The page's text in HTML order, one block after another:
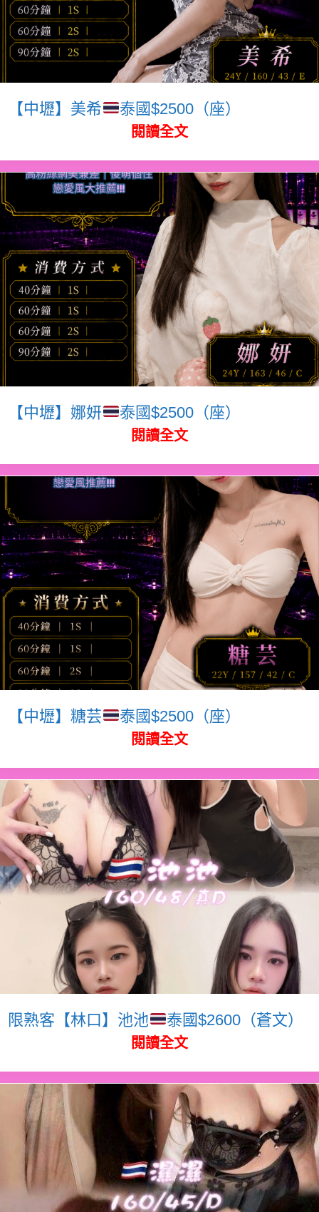
【中壢】美希 泰國$2500（座）
閱讀全文
【中壢】娜妍 泰國$2500（座）
閱讀全文
【中壢】糖芸 泰國$2500（座）
閱讀全文
限熟客【林口】池池 泰國$2600（蒼文）
閱讀全文